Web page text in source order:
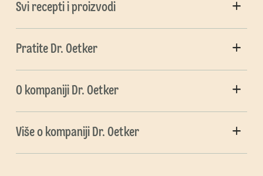
Svi recepti i proizvodi
Pratite Dr. Oetker
O kompaniji Dr. Oetker
Više o kompaniji Dr. Oetker